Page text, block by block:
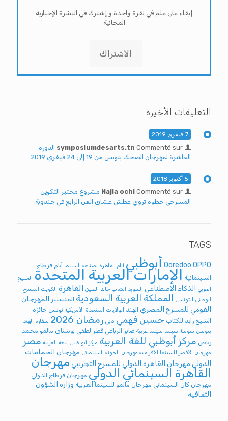
إبقاء على علم في نقرة واحدة و إشترك في النشرة الإخبارية
المجانية
الاشتراك
التعليقات الأخيرة
7 فيفري 2019
symposiumdesarts.tn Commenté sur
الدورة
العاشرة لمهرجان الضحك بتونس من 19 إلى 24 فيفري 2019
5 أكتوبر 2018
Najla ochi Commenté sur
مشروع مختبر التكوين
المسرحي خطوة تروي عطش عشاق الفن الرابع في جندوبة
TAGS
Ooredoo OPPO أبوظبي أيام القاهرة لصناعة السينما أيام قرطاج
السينمائية الإمارات العربية المتحدة الخليج
العربي
الذكاء الاصطناعي السويد الشاب خالد الصين القاهرة الكويت المسرح
الوطني التونسي المملكة العربية السعودية المنستير
المهرجان
القومي للمسرح المصري الهند الولايات المتحدة الأمريكية تونس جائزة
الشيخ زايد للكتاب حسين فهمي دبي رمضان 2026
سفارة الهند
بتونس سوسة سينما سينما عربية صابر الرباعي قطر لطفي بوشناق مالمو محمد
رياض مركز أبوظبي للغة العربية مركز أبو ظبي للغة العربية مصر
مهرجان الأقصر للسينما الأفريقية مهرجان الجونة السينمائي مهرجان الحمامات
الدولي مهرجان القاهرة الدولي للمسرح التجريبي مهرجان
القاهرة السينمائي الدولي مهرجان قرطاج الدولي
مهرجان كان السينمائي مهرجان مالمو للسينما العربية وزارة الشؤون
الثقافية